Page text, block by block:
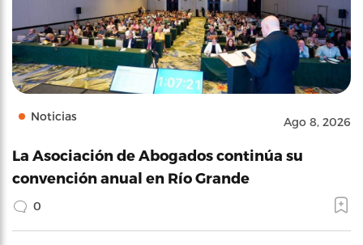
Noticias Ago 8, 2026
La Asociación de Abogados continúa su
convención anual en Río Grande
0